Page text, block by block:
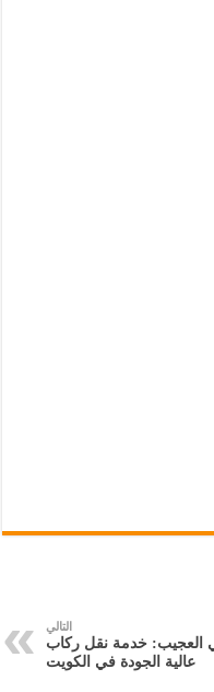
التالي
العجيب: خدمة نقل ركاب
عالية الجودة في الكويت